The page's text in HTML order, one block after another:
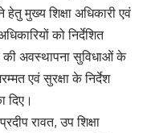
मुख्य शिक्षा अधिकारी एवं
को निर्देशित
की अवस्थापना सुविधाओं के
एवं सुरक्षा के निर्देश
दिए।
रावत, उप शिक्षा